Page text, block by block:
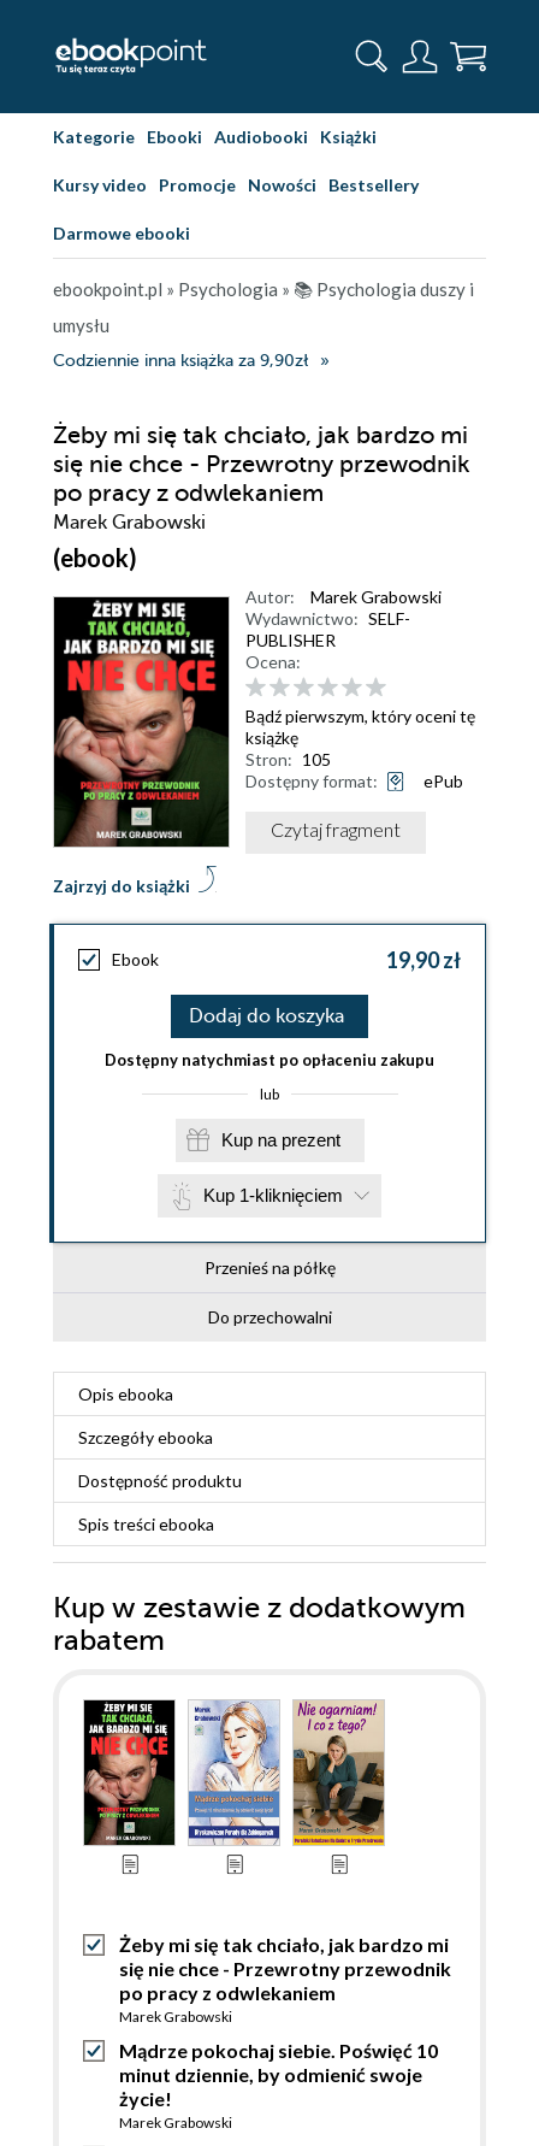
Kategorie Ebooki Audiobooki Książki
Kursy video Promocje Nowości Bestsellery
Darmowe ebooki
ebookpoint.pl » Psychologia » 📚 Psychologia duszy i
umysłu
Codziennie inna książka za 9,90zł
Żeby mi się tak chciało, jak bardzo mi
się nie chce - Przewrotny przewodnik
po pracy z odwlekaniem
Marek Grabowski
(ebook)
Zajrzyj do książki
Autor:
Marek Grabowski
Wydawnictwo: SELF-
PUBLISHER
Ocena:
Bądź pierwszym, który oceni tę
książkę
Stron: 105
Dostępny format:
ePub
Czytaj fragment
Ebook 19,90 zł
Dodaj do koszyka
Dostępny natychmiast po opłaceniu zakupu
lub
Kup na prezent
Kup 1-kliknięciem
Przenieś na półkę
Do przechowalni
Opis ebooka
Szczegółyebooka
Dostępność produktu
Spis treściebooka
Kup w zestawie z dodatkowym
rabatem
Żeby mi się tak chciało, jak bardzo mi
się nie chce - Przewrotny przewodnik
po pracy z odwlekaniem
Marek Grabowski
Mądrze pokochaj siebie. Poświęć 10
minut dziennie, by odmienić swoje
życie!
Marek Grabowski